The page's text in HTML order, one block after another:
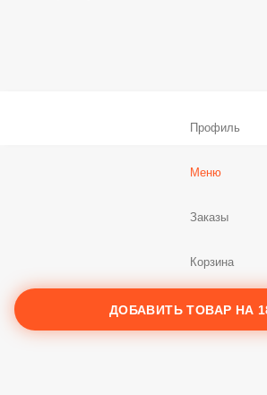
ДОБАВИТЬ ТОВАР НА
Заказы
Корзина